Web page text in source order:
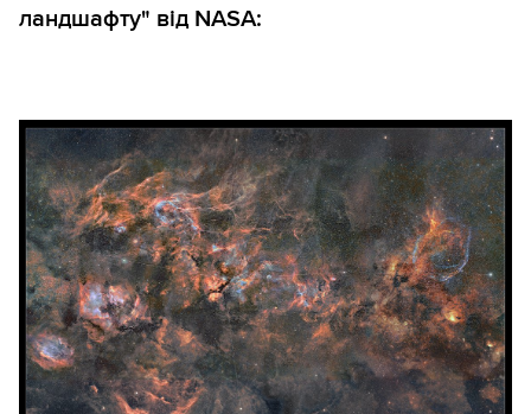
ландшафту" від NASA: